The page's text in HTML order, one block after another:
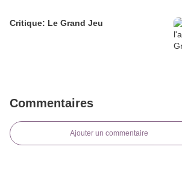
Critique: Le Grand Jeu
Commentaires
Ajouter un commentaire